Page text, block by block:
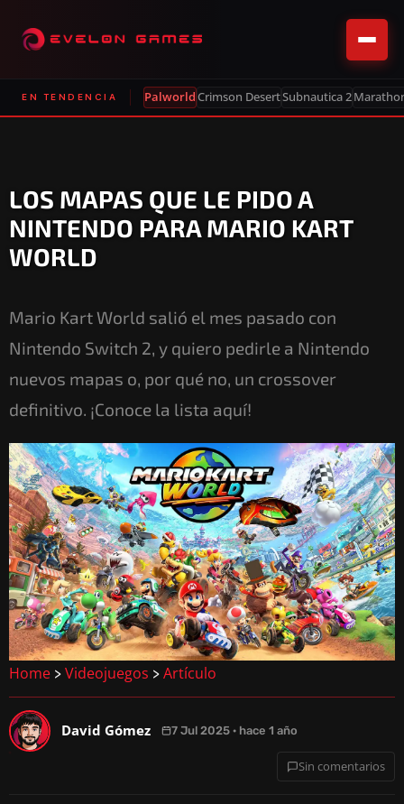
EN TENDENCIA PalworldCrimson DesertSubnautica 2
LOS MAPAS QUE LE PIDO A
NINTENDO PARA MARIO KART
WORLD
Mario Kart World salió el mes pasado con
Nintendo Switch 2, y quiero pedirle a Nintendo
nuevos mapas o, por qué no, un crossover
definitivo. ¡Conoce la lista aquí!
Home > Videojuegos > Artículo
David Gómez 7 Jul 2025 · hace 1 año
Sin comentarios